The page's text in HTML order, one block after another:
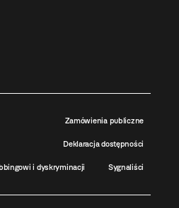
Zamówienia publiczne
Deklaracja dostępności
i dyskryminacji Sygnaliści